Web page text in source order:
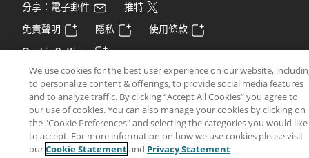
分享：電子郵件
推特
免責聲明
隱私
使用條款
Cookie Settings
We use cookies for the best user experience on our website,
to personalize content & offerings, to provide social media features
and to analyze traffic. By clicking “Accept All Cookies” you agree to
our use of cookies. You can also manage your cookies by clicking on
the "Cookie Preferences" and selecting the categories you would like
to accept. For more information on how we use cookies please visit
ourCookie Statementand Privacy Statement